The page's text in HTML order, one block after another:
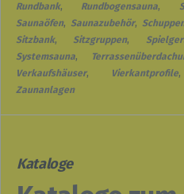
Rundbank, Rundbogensauna,
Saunaöfen, Saunazubehör,
Sitzbank, Sitzgruppen,
Systemsauna,
Verkaufshäuser, Vierkantprofile
Zaunanlagen
Kataloge